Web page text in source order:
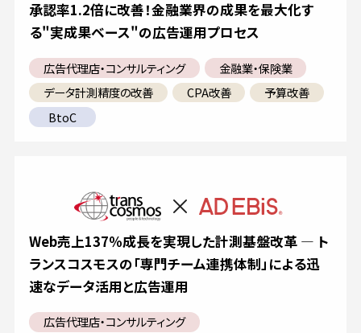
承認率1.2倍に改善！金融業界の成果を最大化す
る"実成果ベース"の広告運用プロセス
広告代理店・コンサルティング
金融業・保険業
データ計測精度の改善
CPA改善
予算改善
BtoC
Web売上137％成長を実現した計測基盤改革 ― ト
ランスコスモスの「専門チーム連携体制」による迅
速なデータ活用と広告運用
広告代理店・コンサルティング